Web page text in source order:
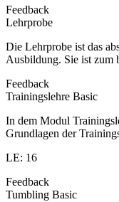
Feedback
Lehrprobe
Die Lehrprobe ist das
Ausbildung. Sie ist zum
Feedback
Trainingslehre Basic
In dem Modul
Grundlagen der
LE: 16
Feedback
Tumbling Basic